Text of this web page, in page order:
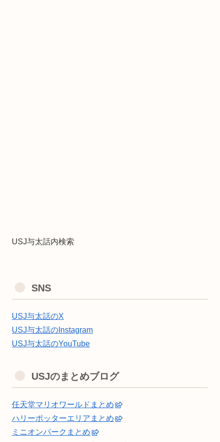
USJ与太話内検索
SNS
USJ与太話のX
USJ与太話のInstagram
USJ与太話のYouTube
USJのまとめブログ
任天堂マリオワールドまとめ
ハリーポッターエリアまとめ
ミニオンパークまとめ